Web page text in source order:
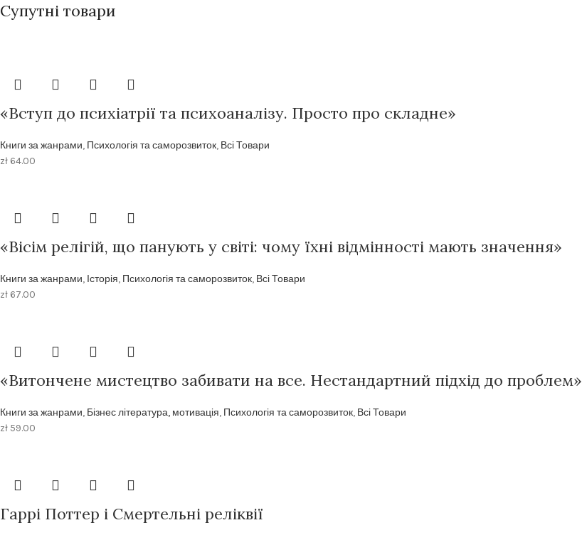
Супутні товари
«Вступ до психіатрії та психоаналізу. Просто про складне»
Книги за жанрами, Психологія та саморозвиток, Всі Товари
zł 64.00
«Вісім релігій, що панують у світі: чому їхні відмінності мають значення»
Книги за жанрами, Історія, Психологія та саморозвиток, Всі Товари
zł 67.00
«Витончене мистецтво забивати на все. Нестандартний підхід до проблем»
Книги за жанрами, Бізнес література, мотивація, Психологія та саморозвиток, Всі Товари
zł 59.00
Гаррі Поттер і Смертельні реліквії